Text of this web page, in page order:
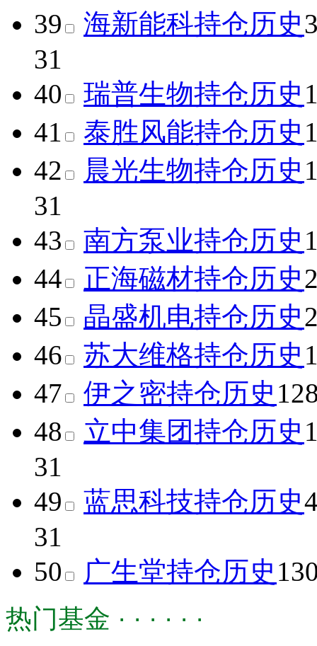
39
海新能科持仓历史
31
40
瑞普生物持仓历史
41
泰胜风能持仓历史
42
晨光生物持仓历史
31
43
南方泵业持仓历史
44
正海磁材持仓历史
45
晶盛机电持仓历史
46
苏大维格持仓历史
47
伊之密持仓历史
48
立中集团持仓历史
31
49
蓝思科技持仓历史
31
50
广生堂持仓历史
热门基金 · · · · · ·